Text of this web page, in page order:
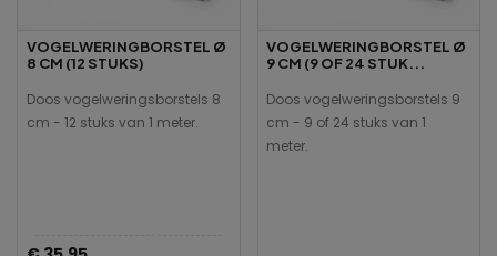
VOGELWERINGBORSTEL Ø
8 CM (12 STUKS)
Doos vogelweringsborstels 8
cm - 12 stuks van 1 meter.
VOGELWERINGBORSTEL Ø
9 CM (9 OF 24 STUK...
Doos vogelweringsborstels 9
cm - 9 of 24 stuks van 1
meter.